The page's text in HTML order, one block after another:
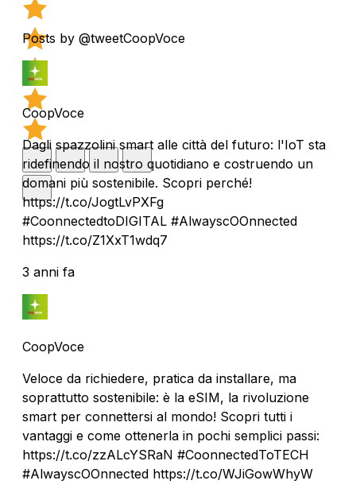
Posts by @tweetCoopVoce
CoopVoce
Dagli spazzolini smart alle città del futuro: l'IoT sta
ridefinendo il nostro quotidiano e costruendo un
domani più sostenibile. Scopri perché!
https://t.co/JogtLvPXFg
#CoonnectedtoDIGITAL #AlwayscOOnnected
https://t.co/Z1XxT1wdq7
3 anni fa
CoopVoce
Veloce da richiedere, pratica da installare, ma
soprattutto sostenibile: è la eSIM, la rivoluzione
smart per connettersi al mondo! Scopri tutti i
vantaggi e come ottenerla in pochi semplici passi:
https://t.co/zzALcYSRaN #CoonnectedToTECH
#AlwayscOOnnected https://t.co/WJiGowWhyW